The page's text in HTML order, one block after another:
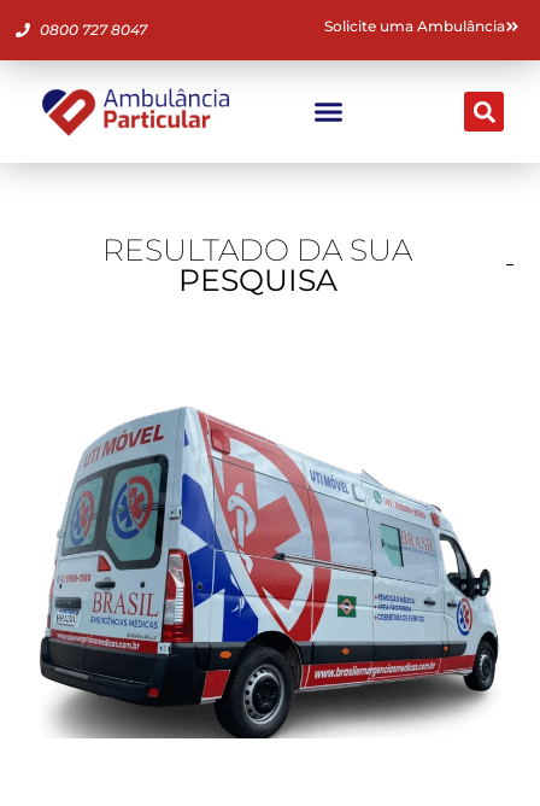
0800 727 8047 Solicite uma Ambulância
RESULTADO DA SUA
PESQUISA